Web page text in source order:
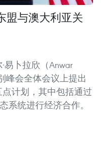
盟与澳大利亚关
易卜拉欣（Anwar
峰会全体会议上提出
计划，其中包括通过
系统进行经济合作。